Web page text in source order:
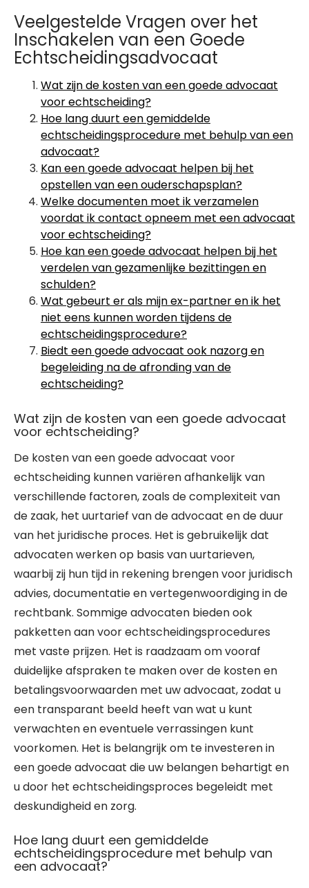
Veelgestelde Vragen over het
Inschakelen van een Goede
Echtscheidingsadvocaat
Wat zijn de kosten van een goede advocaat
voor echtscheiding?
Hoe lang duurt een gemiddelde
echtscheidingsprocedure met behulp van een
advocaat?
Kan een goede advocaat helpen bij het
opstellen van een ouderschapsplan?
Welke documenten moet ik verzamelen
voordat ik contact opneem met een advocaat
voor echtscheiding?
Hoe kan een goede advocaat helpen bij het
verdelen van gezamenlijke bezittingen en
schulden?
Wat gebeurt er als mijn ex-partner en ik het
niet eens kunnen worden tijdens de
echtscheidingsprocedure?
Biedt een goede advocaat ook nazorg en
begeleiding na de afronding van de
echtscheiding?
Wat zijn de kosten van een goede advocaat
voor echtscheiding?
De kosten van een goede advocaat voor
echtscheiding kunnen variëren afhankelijk van
verschillende factoren, zoals de complexiteit van
de zaak, het uurtarief van de advocaat en de duur
van het juridische proces. Het is gebruikelijk dat
advocaten werken op basis van uurtarieven,
waarbij zij hun tijd in rekening brengen voor juridisch
advies, documentatie en vertegenwoordiging in de
rechtbank. Sommige advocaten bieden ook
pakketten aan voor echtscheidingsprocedures
met vaste prijzen. Het is raadzaam om vooraf
duidelijke afspraken te maken over de kosten en
betalingsvoorwaarden met uw advocaat, zodat u
een transparant beeld heeft van wat u kunt
verwachten en eventuele verrassingen kunt
voorkomen. Het is belangrijk om te investeren in
een goede advocaat die uw belangen behartigt en
u door het echtscheidingsproces begeleidt met
deskundigheid en zorg.
Hoe lang duurt een gemiddelde
echtscheidingsprocedure met behulp van
een advocaat?